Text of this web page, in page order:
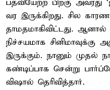
பதவியேற்ற பிறகு அவரது
வர இருக்கிறது. சில
தாமதமாகிவிட்டது.
நிச்சயமாக
இருக்கும். நானும் முதல்
கண்டிப்பாக சென்று
விஷால் தெரிவித்தார்.